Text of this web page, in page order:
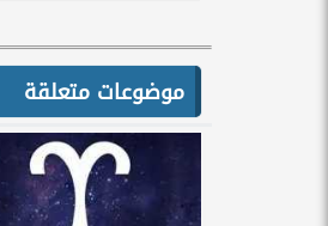
موضوعات متعلقة